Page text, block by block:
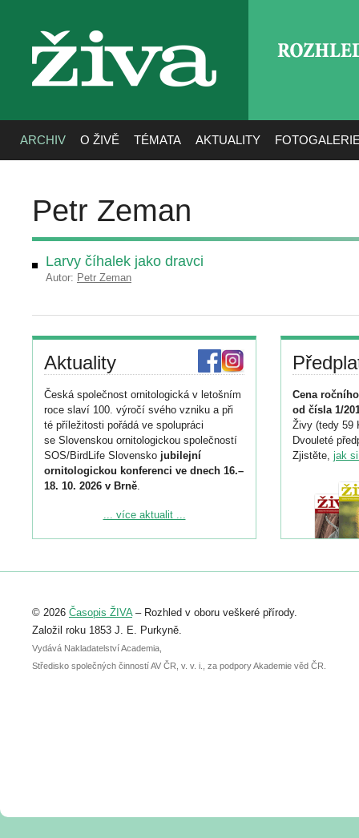
živa
ARCHIV O ŽIVĚ TÉMATA AKTUALITY
Petr Zeman
Larvy číhalek jako dravci
Autor: Petr Zeman
Aktuality
Česká společnost ornitologická v letošním
roce slaví 100. výročí svého vzniku a při
té příležitosti pořádá ve spolupráci
se Slovenskou ornitologickou společností
SOS/BirdLife Slovensko jubilejní
ornitologickou konferenci ve dnech 16.–
18. 10. 2026 v Brně.
Podrobnější informace ke konferenci
Registrovat se můžete do 6. září.
abstraktu přihlášené přednášky nebo
posteru je už 30. června.
... více aktualit ...
Cena
od čísla 1/
Živy (tedy 59
Dvouleté
Zjistěte, jak
© 2026 Časopis ŽIVA– Rozhled v oboru veškeré přírody.
Založil roku 1853 J. E. Purkyně.
Vydává Nakladatelství Academia,
Středisko společných činností AV ČR, v. v. i., za podpory Akademie věd ČR.